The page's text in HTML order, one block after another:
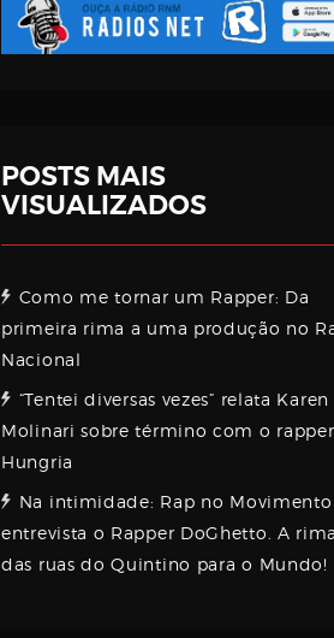
POSTS MAIS
VISUALIZADOS
Como me tornar um Rapper: Da
primeira rima a uma produção no
Nacional
“Tentei diversas vezes” relata Karen
Molinari sobre término com o rapper
Hungria
Na intimidade: Rap no Movimento
entrevista o Rapper DoGhetto. A rima
das ruas do Quintino para o Mundo!